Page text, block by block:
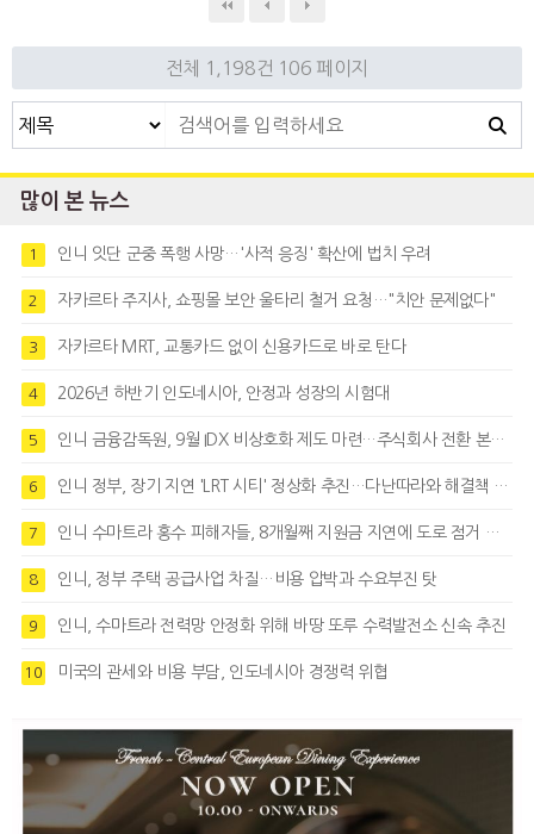
전체 1,198건 106 페이지
많이 본 뉴스
1 인니 잇단 군중 폭행 사망…'사적 응징' 확산에 법치 우려
2 자카르타 주지사, 쇼핑몰 보안 울타리 철거 요청…"치안 문제없다"
3 자카르타 MRT, 교통카드 없이 신용카드로 바로 탄다
4 2026년 하반기 인도네시아, 안정과 성장의 시험대
5 인니 금융감독원, 9월 IDX 비상호화 제도 마련…주식회사 전환 본격화
6 인니 정부, 장기 지연 'LRT 시티' 정상화 추진…다난따라와 해결책 모색
7 인니 수마트라 홍수 피해자들, 8개월째 지원금 지연에 도로 점거 시위
8 인니, 정부 주택 공급사업 차질…비용 압박과 수요부진 탓
9 인니, 수마트라 전력망 안정화 위해 바땅 또루 수력발전소 신속 추진
10 미국의 관세와 비용 부담, 인도네시아 경쟁력 위협